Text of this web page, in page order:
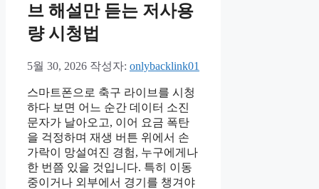
브 해설만 듣는 저사용
량 시청법
5월 30, 2026 작성자: onlybacklink01
스마트폰으로 축구 라이브를 시청
하다 보면 어느 순간 데이터 소진
문자가 날아오고, 이어 요금 폭탄
을 걱정하며 재생 버튼 위에서 손
가락이 망설여진 경험, 누구에게나
한 번쯤 있을 것입니다. 특히 이동
중이거나 외부에서 경기를 챙겨야